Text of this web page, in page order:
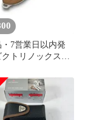
・7営業日以内発
トリノックス
エボーク
0．9415．
沖縄離島販売不